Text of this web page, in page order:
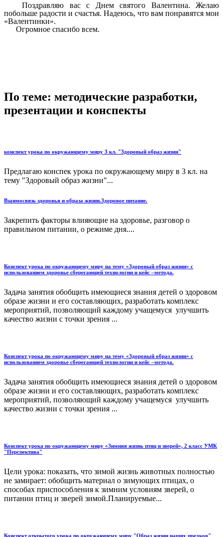
Поздравляю вас с Днем святого Валентина. Желаю
побольше радости и счастья. Надеюсь, что вам понравятся мои
«Валентинки».
Огромное спасибо всем.
По теме: методические разработки,
презентации и конспекты
конспект урока по окружающему миру 3 кл. "Здоровый образ жизни"
Предлагаю конспек урока по окружающему миру в 3 кл. на
тему "Здоровый образ жизни"...
Взаимосвязь здоровья и образа жизни.Здоровое питание.
Закрепить факторы влияющие на здоровье, разговор о
правильном питании, о режиме дня....
Конспект урока по окружающему миру на тему «Здоровый образ жизни» c
использованием здоровье сберегающей технологии и кейс –метода.
Задача занятия обобщить имеющиеся знания детей о здоровом
образе жизни и его составляющих, разработать комплекс
мероприятий, позволяющий каждому учащемуся улучшить
качество жизни с точки зрения ...
Конспект урока по окружающему миру на тему «Здоровый образ жизни» c
использованием здоровье сберегающей технологии и кейс –метода.
Задача занятия обобщить имеющиеся знания детей о здоровом
образе жизни и его составляющих, разработать комплекс
мероприятий, позволяющий каждому учащемуся улучшить
качество жизни с точки зрения ...
Конспект урока по окружающему миру «Зимняя жизнь птиц и зверей», 2 класс УМК
"Перспектива"
Цели урока: показать, что зимой жизнь животных полностью
не замирает: обобщить материал о зимующих птицах, о
способах приспособления к зимним условиям зверей, о
питании птиц и зверей зимой.Планируемые...
Конспект открытого урока по окружающему миру "Образ жизни наших предков"